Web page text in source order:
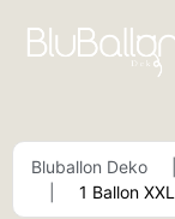
Bluballon Deko
1 Ballon